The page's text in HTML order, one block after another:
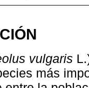
vulgaris
más